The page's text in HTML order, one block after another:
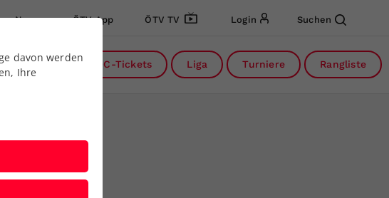
News ÖTV App ÖTV TV Login Suchen
uns DC-Tickets Liga Turniere Rangliste
davon werden
Ihre